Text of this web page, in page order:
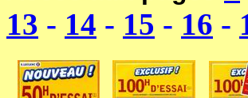
13 - 14 - 15 - 16 -